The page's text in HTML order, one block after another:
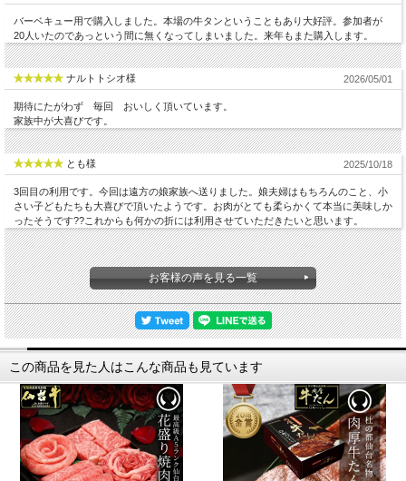
バーベキュー用で購入しました。本場の牛タンということもあり大好評。参加者が
20人いたのであっという間に無くなってしまいました。来年もまた購入します。
ナルトトシオ様 2026/05/01
期待にたがわず 毎回 おいしく頂いています。
家族中が大喜びです。
とも様 2025/10/18
3回目の利用です。今回は遠方の娘家族へ送りました。娘夫婦はもちろんのこと、小
さい子どもたちも大喜びで頂いたようです。お肉がとても柔らかくて本当に美味しか
ったそうです??これからも何かの折には利用させていただきたいと思います。
お客様の声を見る一覧
この商品を見た人はこんな商品も見ています